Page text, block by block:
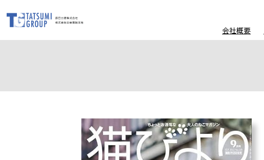
会社概要